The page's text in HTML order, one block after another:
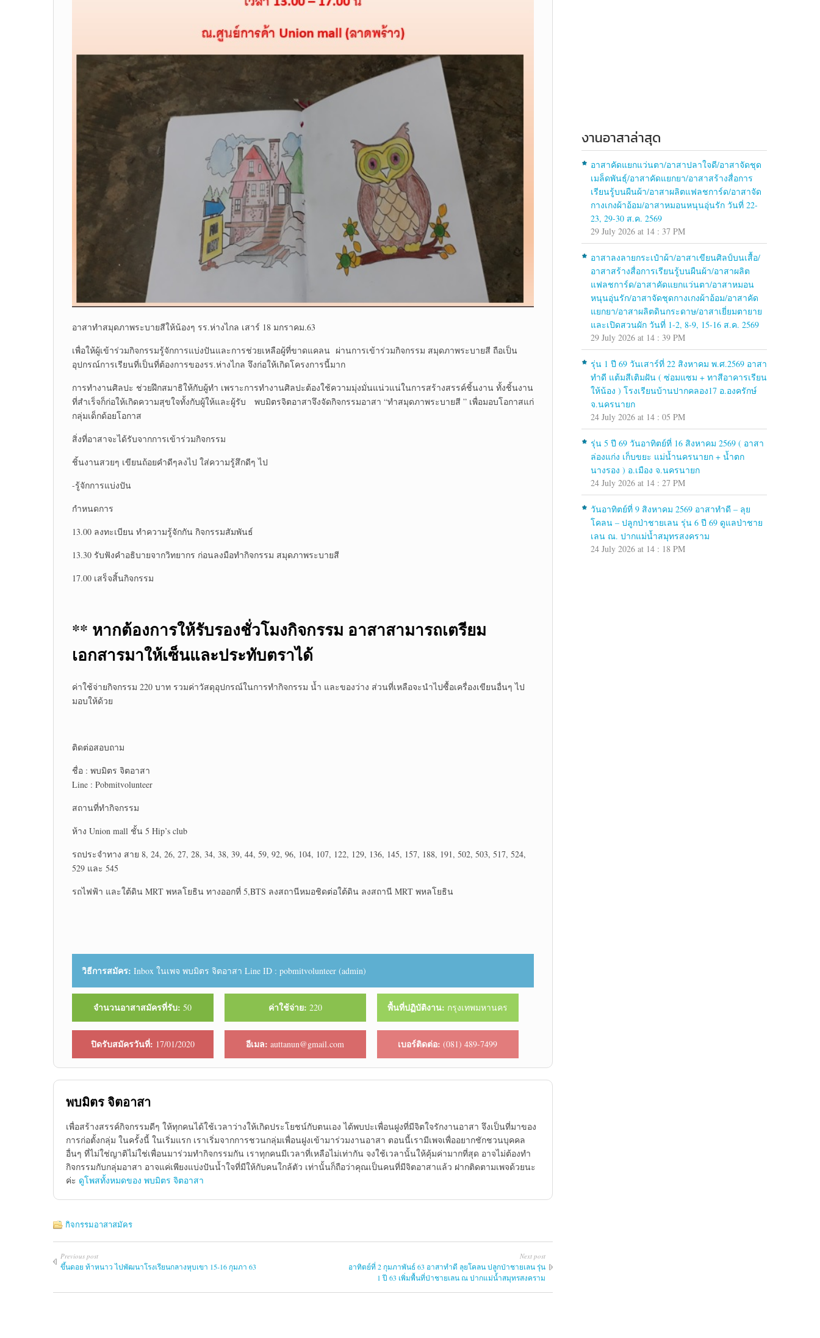
อาสาทำสมุดภาพระบายสีให้น้องๆ รร.ห่างไกล เสาร์ 18 มกราคม.63
เพื่อให้ผู้เข้าร่วมกิจกรรมรู้จักการแบ่งปันและการช่วยเหลือผู้ที่ขาดแคลน ผ่านการเข้าร่วมกิจกรรม สมุดภาพระบายสี ถือเป็น
อุปกรณ์การเรียนที่เป็นที่ต้องการของรร.ห่างไกล จึงก่อให้เกิดโครงการนี้มาก
การทำงานศิลปะ ช่วยฝึกสมาธิให้กับผู้ทำ เพราะการทำงานศิลปะต้องใช้ความมุ่งมั่นแน่วแน่ในการสร้างสรรค์ชิ้นงาน ทั้งชิ้นงาน
ที่สำเร็จก็ก่อให้เกิดความสุขใจทั้งกับผู้ให้และผู้รับ พบมิตรจิตอาสาจึงจัดกิจกรรมอาสา “ทำสมุดภาพระบายสี ” เพื่อมอบโอกาสแก่
กลุ่มเด็กด้อยโอกาส
สิ่งที่อาสาจะได้รับจากการเข้าร่วมกิจกรรม
ชิ้นงานสวยๆ เขียนถ้อยคำดีๆลงไป ใส่ความรู้สึกดีๆ ไป
-รู้จักการแบ่งปัน
กำหนดการ
13.00 ลงทะเบียน ทำความรู้จักกัน กิจกรรมสัมพันธ์
13.30 รับฟังคำอธิบายจากวิทยากร ก่อนลงมือทำกิจกรรม สมุดภาพระบายสี
17.00 เสร็จสิ้นกิจกรรม
** หากต้องการให้รับรองชั่วโมงกิจกรรม อาสาสามารถเตรียม
เอกสารมาให้เซ็นและประทับตราได้
ค่าใช้จ่ายกิจกรรม 220 บาท รวมค่าวัสดุอุปกรณ์ในการทำกิจกรรม น้ำ และของว่าง ส่วนที่เหลือจะนำไปซื้อเครื่องเขียนอื่นๆ ไป
มอบให้ด้วย
ติดต่อสอบถาม
ชื่อ : พบมิตร จิตอาสา
Line : Pobmitvolunteer
สถานที่ทำกิจกรรม
ห้าง Union mall ชั้น 5 Hip’s club
รถประจำทาง สาย 8, 24, 26, 27, 28, 34, 38, 39, 44, 59, 92, 96, 104, 107, 122, 129, 136, 145, 157, 188, 191, 502, 503, 517, 524,
529 และ 545
รถไฟฟ้า และใต้ดิน MRT พหลโยธิน ทางออกที่ 5,BTS ลงสถานีหมอชิดต่อใต้ดิน ลงสถานี MRT พหลโยธิน
วิธีการสมัคร: Inbox ในเพจ พบมิตร จิตอาสา Line ID : pobmitvolunteer (admin)
จำนวนอาสาสมัครที่รับ: 50 ค่าใช้จ่าย: 220 พื้นที่ปฏิบัติงาน: กรุงเทพมหานคร
ปิดรับสมัครวันที่: 17/01/2020 อีเมล: auttanun@gmail.com เบอร์ติดต่อ: (081) 489-7499
พบมิตร จิตอาสา
เพื่อสร้างสรรค์กิจกรรมดีๆ ให้ทุกคนได้ใช้เวลาว่างให้เกิดประโยชน์กับตนเอง ได้พบปะเพื่อนฝูงที่มีจิตใจรักงานอาสา จึงเป็นที่มาของ
การก่อตั้งกลุ่ม ในครั้งนี้ ในเริ่มแรก เราเริ่มจากการชวนกลุ่มเพื่อนฝูงเข้ามาร่วมงานอาสา ตอนนี้เรามีเพจเพื่ออยากชักชวนบุคคล
อื่นๆ ที่ไม่ใช่ญาติไม่ใช่เพื่อนมาร่วมทำกิจกรรมกัน เราทุกคนมีเวลาที่เหลือไม่เท่ากัน จงใช้เวลานั้นให้คุ้มค่ามากที่สุด อาจไม่ต้องทำ
กิจกรรมกับกลุ่มอาสา อาจแค่เพียงแบ่งปันน้ำใจที่มีให้กับคนใกล้ตัว เท่านั้นก็ถือว่าคุณเป็นคนที่มีจิตอาสาแล้ว ฝากติดตามเพจด้วยนะ
ค่ะ ดูโพสทั้งหมดของ พบมิตร จิตอาสา
กิจกรรมอาสาสมัคร
Previous post
ขึ้นดอย ท้าหนาว ไปพัฒนาโรงเรียนกลางหุบเขา 15-16 กุมภา 63
Next post
อาทิตย์ที่ 2 กุมภาพันธ์ 63 อาสาทำดี ลุยโคลน ปลูกป่าชายเลน รุ่น
1 ปี 63 เพิ่มพื้นที่ป่าชายเลน ณ ปากแม่น้ำสมุทรสงคราม
งานอาสาล่าสุด
อาสาคัดแยกแว่นตา/อาสาปลาใจดี/อาสาจัดชุด
เมล็ดพันธุ์/อาสาคัดแยกยา/อาสาสร้างสื่อการ
เรียนรู้บนผืนผ้า/อาสาผลิตแฟลชการ์ด/อาสาจัด
กางเกงผ้าอ้อม/อาสาหมอนหนุนอุ่นรัก วันที่ 22-
23, 29-30 ส.ค. 2569
29 July 2026 at 14 : 37 PM
อาสาลงลายกระเป๋าผ้า/อาสาเขียนศิลป์บนเสื้อ/
อาสาสร้างสื่อการเรียนรู้บนผืนผ้า/อาสาผลิต
แฟลชการ์ด/อาสาคัดแยกแว่นตา/อาสาหมอน
หนุนอุ่นรัก/อาสาจัดชุดกางเกงผ้าอ้อม/อาสาคัด
แยกยา/อาสาผลิตดินกระดาษ/อาสาเยี่ยมตายาย
และเปิดสวนผัก วันที่ 1-2, 8-9, 15-16 ส.ค. 2569
29 July 2026 at 14 : 39 PM
รุ่น 1 ปี 69 วันเสาร์ที่ 22 สิงหาคม พ.ศ.2569 อาสา
ทำดี แต้มสีเติมฝัน ( ซ่อมแซม + ทาสีอาคารเรียน
ให้น้อง ) โรงเรียนบ้านปากคลอง17 อ.องครักษ์
จ.นครนายก
24 July 2026 at 14 : 05 PM
รุ่น 5 ปี 69 วันอาทิตย์ที่ 16 สิงหาคม 2569 ( อาสา
ล่องแก่ง เก็บขยะ แม่น้ำนครนายก + น้ำตก
นางรอง ) อ.เมือง จ.นครนายก
24 July 2026 at 14 : 27 PM
วันอาทิตย์ที่ 9 สิงหาคม 2569 อาสาทำดี – ลุย
โคลน – ปลูกป่าชายเลน รุ่น 6 ปี 69 ดูแลป่าชาย
เลน ณ. ปากแม่น้ำสมุทรสงคราม
24 July 2026 at 14 : 18 PM